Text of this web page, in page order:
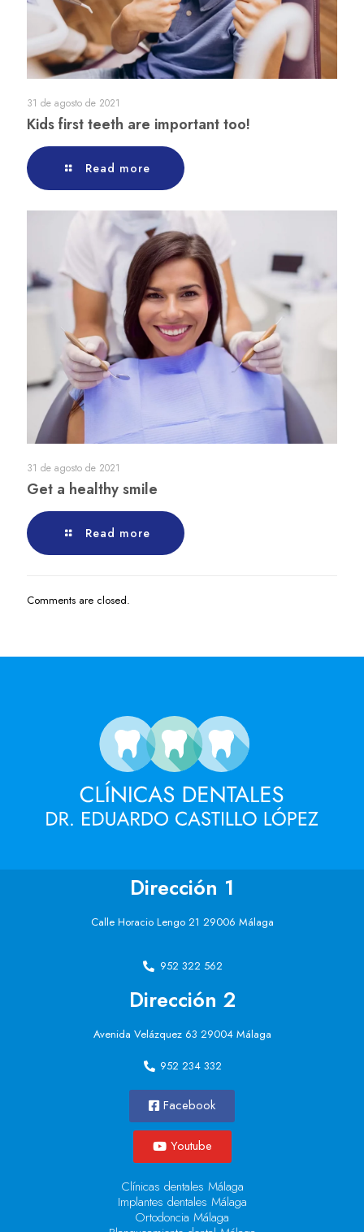
31 de agosto de 2021
Kids first teeth are important too!
Read more
31 de agosto de 2021
Get a healthy smile
Read more
Comments are closed.
Dirección 1
Calle Horacio Lengo 21 29006 Málaga
952 322 562
Dirección 2
Avenida Velázquez 63 29004 Málaga
952 234 332
Facebook
Youtube
Clínicas dentales Málaga
Implantes dentales Málaga
Ortodoncia Málaga